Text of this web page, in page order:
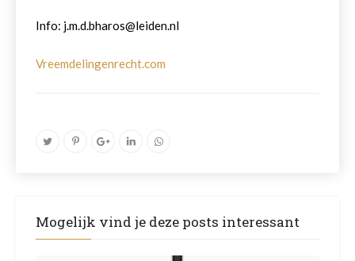
Info: j.m.d.bharos@leiden.nl
Vreemdelingenrecht.com
Mogelijk vind je deze posts interessant